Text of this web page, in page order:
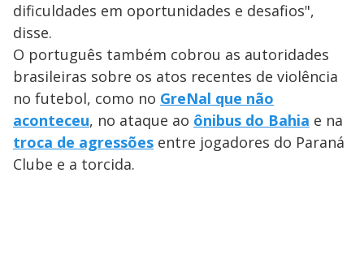
dificuldades em oportunidades e desafios",
disse.
O português também cobrou as autoridades
brasileiras sobre os atos recentes de violência
no futebol, como no GreNal que não
aconteceu, no ataque ao ônibus do Bahia e na
troca de agressões entre jogadores do Paraná
Clube e a torcida.